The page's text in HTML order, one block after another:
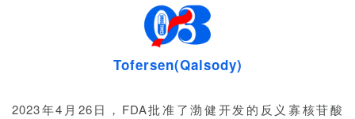
Tofersen(Qalsody)
2023年4月26日，FDA批准了渤健开发的反义寡核苷酸